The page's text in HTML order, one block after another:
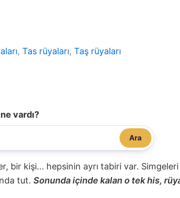
, Tas rüyaları, Taş rüyaları
vardı?
Ara
bir kişi... hepsinin ayrı tabiri var.
tut. Sonunda içinde kalan o tek his,